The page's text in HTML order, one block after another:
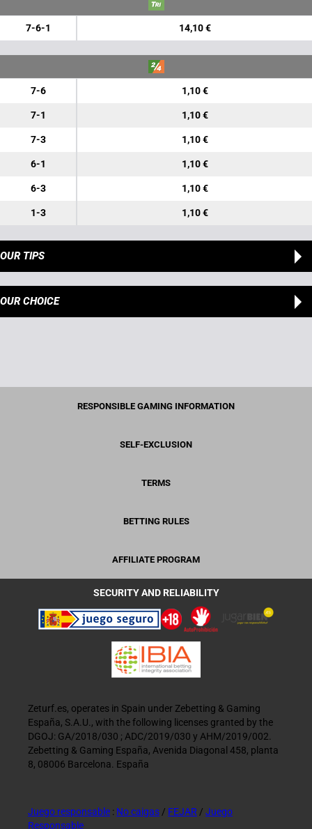
7-6-1 14,10 €
7-6 1,10 €
7-1 1,10 €
7-3 1,10 €
6-1 1,10 €
6-3 1,10 €
1-3 1,10 €
OUR TIPS
OUR CHOICE
RESPONSIBLE GAMING INFORMATION
SELF-EXCLUSION
TERMS
BETTING RULES
AFFILIATE PROGRAM
SECURITY AND RELIABILITY
Zeturf.es, operates in Spain under Zebetting & Gaming
España, S.A.U., with the following licenses granted by the
DGOJ: GA/2018/030 ; ADC/2019/030 y AHM/2019/002.
Zebetting & Gaming España, Avenida Diagonal 458, planta
8, 08006 Barcelona. España
Juego responsable : No caigas / FEJAR / Juego
Responsable